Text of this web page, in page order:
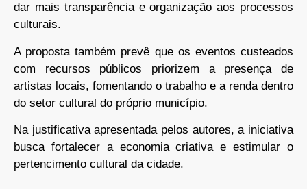
dar mais transparência e organização aos processos
culturais.
A proposta também prevê que os eventos custeados
com recursos públicos priorizem a presença de
artistas locais, fomentando o trabalho e a renda dentro
do setor cultural do próprio município.
Na justificativa apresentada pelos autores, a iniciativa
busca fortalecer a economia criativa e estimular o
pertencimento cultural da cidade.